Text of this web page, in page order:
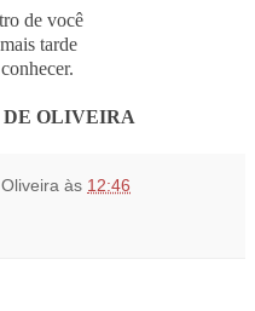
de você
tarde
DE OLIVEIRA
às 12:46